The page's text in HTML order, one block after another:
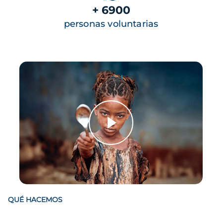
+ 6900
personas voluntarias
QUÉ HACEMOS